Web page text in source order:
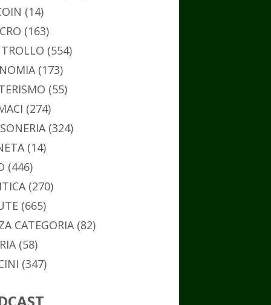
(14)
(163)
(554)
(173)
(55)
(274)
(324)
(14)
(446)
(270)
(665)
CATEGORIA(82)
(58)
(347)